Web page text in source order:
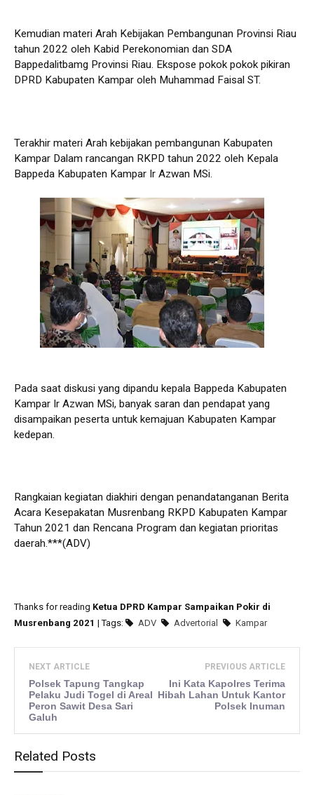
Kemudian materi Arah Kebijakan Pembangunan Provinsi Riau
tahun 2022 oleh Kabid Perekonomian dan SDA
Bappedalitbamg Provinsi Riau. Ekspose pokok pokok pikiran
DPRD Kabupaten Kampar oleh Muhammad Faisal ST.
Terakhir materi Arah kebijakan pembangunan Kabupaten
Kampar Dalam rancangan RKPD tahun 2022 oleh Kepala
Bappeda Kabupaten Kampar Ir Azwan MSi.
Pada saat diskusi yang dipandu kepala Bappeda Kabupaten
Kampar Ir Azwan MSi, banyak saran dan pendapat yang
disampaikan peserta untuk kemajuan Kabupaten Kampar
kedepan.
Rangkaian kegiatan diakhiri dengan penandatanganan Berita
Acara Kesepakatan Musrenbang RKPD Kabupaten Kampar
Tahun 2021 dan Rencana Program dan kegiatan prioritas
daerah.***(ADV)
Thanks for reading Ketua DPRD Kampar Sampaikan Pokir di
Musrenbang 2021 | Tags: ADV Advertorial Kampar
NEXT ARTICLE
Polsek Tapung Tangkap
Pelaku Judi Togel di Areal
Peron Sawit Desa Sari
Galuh
PREVIOUS ARTICLE
Ini Kata Kapolres Terima
Hibah Lahan Untuk Kantor
Polsek Inuman
Related Posts